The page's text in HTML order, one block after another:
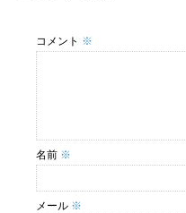
コメント ※
名前 ※
メール ※